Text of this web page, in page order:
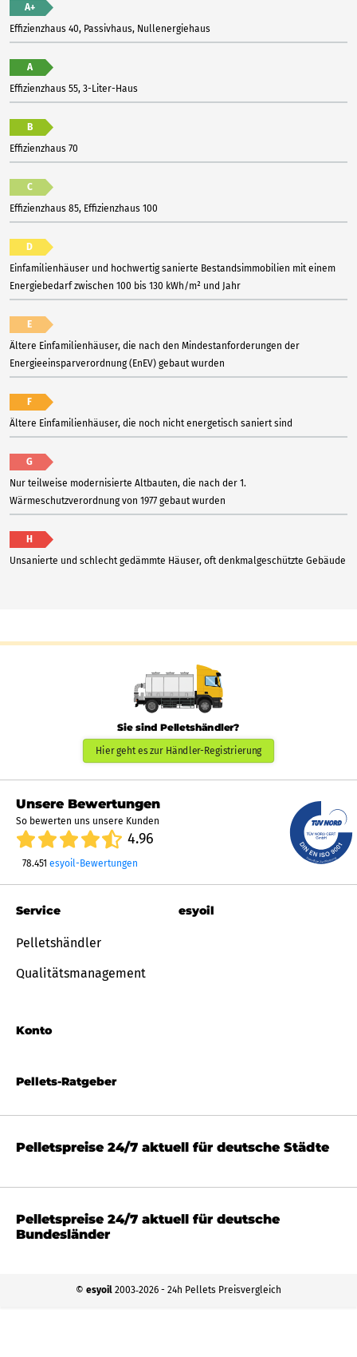
A+
Effizienzhaus 40, Passivhaus, Nullenergiehaus
A
Effizienzhaus 55, 3-Liter-Haus
B
Effizienzhaus 70
C
Effizienzhaus 85, Effizienzhaus 100
D
Einfamilienhäuser und hochwertig sanierte Bestandsimmobilien mit einem
Energiebedarf zwischen 100 bis 130 kWh/m² und Jahr
E
Ältere Einfamilienhäuser, die nach den Mindestanforderungen der
Energieeinsparverordnung (EnEV) gebaut wurden
F
Ältere Einfamilienhäuser, die noch nicht energetisch saniert sind
G
Nur teilweise modernisierte Altbauten, die nach der 1.
Wärmeschutzverordnung von 1977 gebaut wurden
H
Unsanierte und schlecht gedämmte Häuser, oft denkmalgeschützte Gebäude
Sie sind Pelletshändler?
Hier geht es zur Händler-Registrierung
Unsere Bewertungen
So bewerten uns unsere Kunden
4.96
78.451 esyoil-Bewertungen
Pellets-Ratgeber
Service
Pelletshändler
Qualitätsmanagement
Konto
esyoil
Pelletspreise 24/7 aktuell für deutsche Städte
Pelletspreise 24/7 aktuell für deutsche
Bundesländer
© esyoil 2003‐2026 - 24h Pellets Preisvergleich